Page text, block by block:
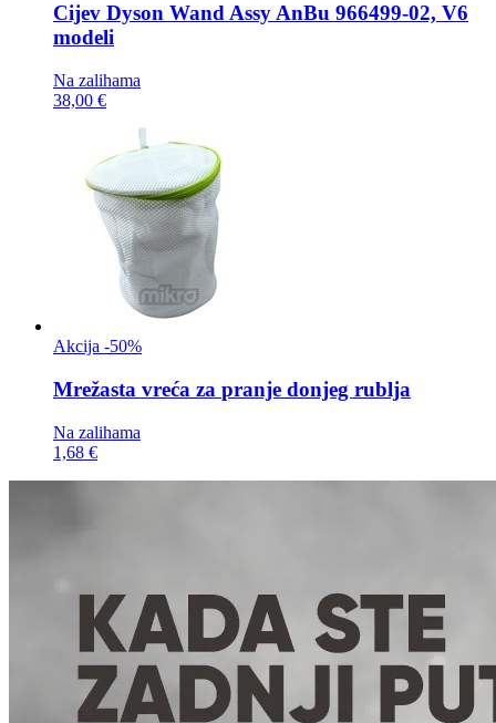
Cijev Dyson Wand Assy AnBu 966499-02, V6
modeli
Na zalihama
38,00 €
Akcija -50%
Mrežasta vreća za pranje donjeg rublja
Na zalihama
1,68 €